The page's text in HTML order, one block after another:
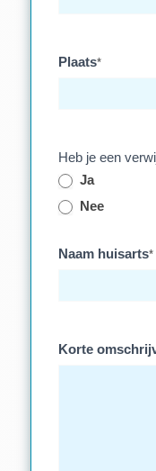
Plaats*
Heb je een
Ja
Nee
Naam huisarts*
Korte